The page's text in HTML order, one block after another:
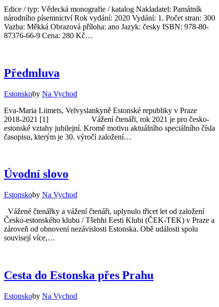
Edice / typ: Vědecká monografie / katalog Nakladatel: Památník
národního písemnictví Rok vydání: 2020 Vydání: 1. Počet stran: 300
Vazba: Měkká Obrazová příloha: ano Jazyk: česky ISBN: 978-80-
87376-66-9 Cena: 280 Kč…
Předmluva
Estonskoby Na Vychod
Eva-Maria Liimets, Velvyslankyně Estonské republiky v Praze
2018-2021 [1] Vážení čtenáři, rok 2021 je pro česko-
estonské vztahy jubilejní. Kromě motivu aktuálního speciálního čísla
časopisu, kterým je 30. výročí založení…
Úvodní slovo
Estonskoby Na Vychod
Vážené čtenářky a vážení čtenáři, uplynulo třicet let od založení
Česko-estonského klubu / Tšehhi Eesti Klubi (ČEK-TEK) v Praze a
zároveň od obnovení nezávislosti Estonska. Obě události spolu
souvisejí více,…
Cesta do Estonska přes Prahu
Estonskoby Na Vychod